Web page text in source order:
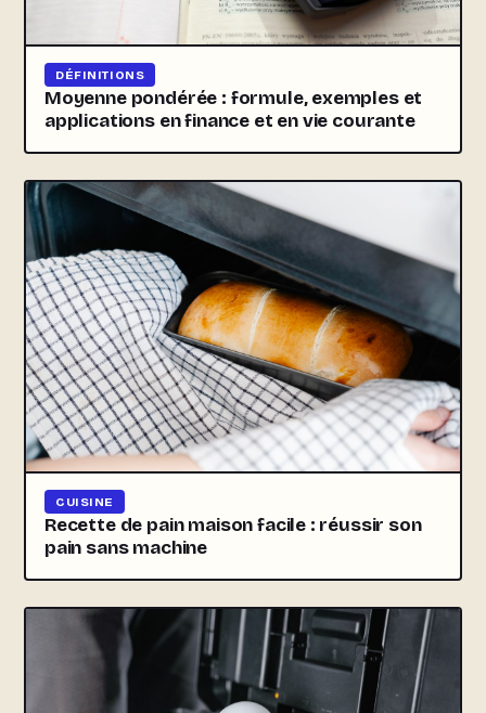
DÉFINITIONS
Moyenne pondérée : formule, exemples et
applications en finance et en vie courante
CUISINE
Recette de pain maison facile : réussir son
pain sans machine